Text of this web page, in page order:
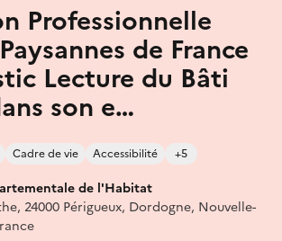
Professionnelle
de France
Lecture du Bâti
son e…
Cadre de vie Accessibilité +5
de l'Habitat
24000 Périgueux, Dordogne, Nouvelle-